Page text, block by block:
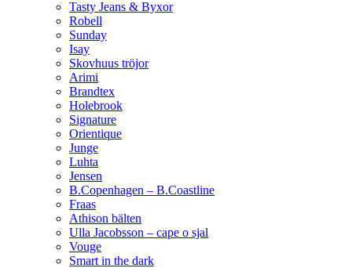
Tasty Jeans & Byxor
Robell
Sunday
Isay
Skovhuus tröjor
Arimi
Brandtex
Holebrook
Signature
Orientique
Junge
Luhta
Jensen
B.Copenhagen – B.Coastline
Fraas
Athison bälten
Ulla Jacobsson – cape o sjal
Vouge
Smart in the dark